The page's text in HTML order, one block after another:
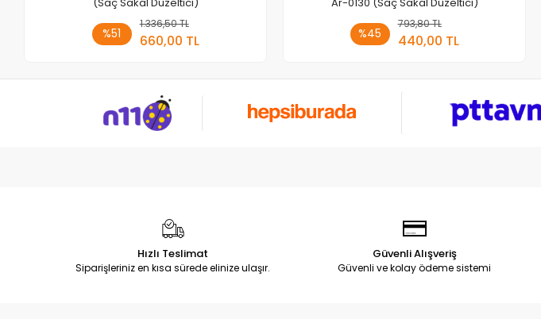
%51
1.336,50 TL
660,00 TL
Sepete Ekle
%45
793,80 TL
440,00 TL
Sepete Ekle
Hızlı Teslimat
Siparişleriniz en kısa sürede elinize ulaşır.
Güvenli Alışveriş
Güvenli ve kolay ödeme sistemi